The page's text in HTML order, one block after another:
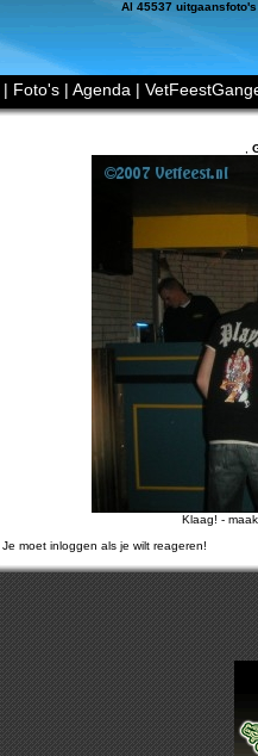
Al 45537
| Foto's | Agenda |
Klaag! -
Je moet inloggen als je wilt reageren!